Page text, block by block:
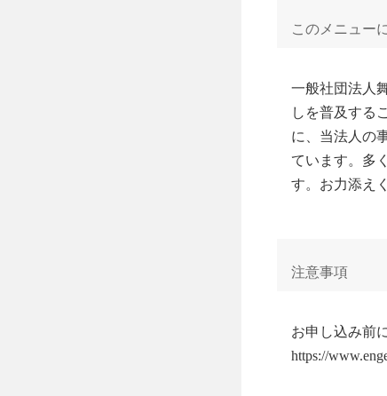
このメニュー
一般社団法人
しを普及する
に、当法人の
ています。多
す。お力添え
注意事項
お申し込み前
https://